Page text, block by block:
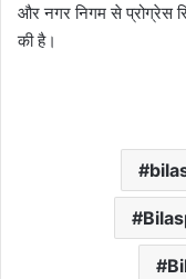
और नगर निगम से प्रोग्रेस
की है।